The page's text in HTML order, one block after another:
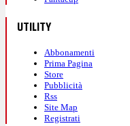
UTILITY
Abbonamenti
Prima Pagina
Store
Pubblicità
Rss
Site Map
Registrati